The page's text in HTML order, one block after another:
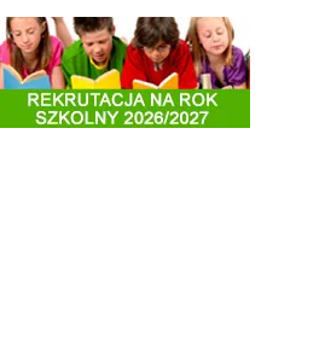
Informacja o terminach rekrutacji na rok szkolny 2026/